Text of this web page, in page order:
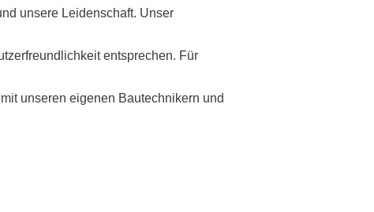
unsere Leidenschaft. Unser
entsprechen. Für
unseren eigenen Bautechnikern und